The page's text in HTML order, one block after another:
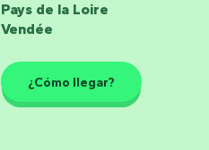
Pays de la Loire
Vendée
¿Cómo llegar?